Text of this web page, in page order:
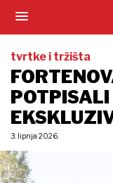
tvrtke i tržišta
POTPISALI
3. lipnja 2026.